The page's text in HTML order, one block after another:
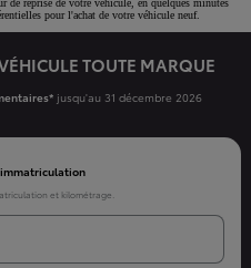
de reprise de votre véhicule, en quelques minutes
pour l'achat de votre véhicule neuf.
TOUTE MARQUE
jusqu'au 31 décembre 2026
et kilométrage.